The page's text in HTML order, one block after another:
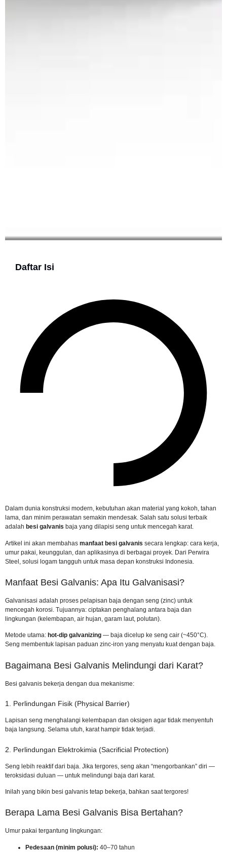
Daftar Isi
Dalam dunia konstruksi modern, kebutuhan akan material yang kokoh, tahan
lama, dan minim perawatan semakin mendesak. Salah satu solusi terbaik
adalah besi galvanis baja yang dilapisi seng untuk mencegah karat.
Artikel ini akan membahas manfaat besi galvanis secara lengkap: cara kerja,
umur pakai, keunggulan, dan aplikasinya di berbagai proyek. Dari Perwira
Steel, solusi logam tangguh untuk masa depan konstruksi Indonesia.
Manfaat Besi Galvanis: Apa Itu Galvanisasi?
Galvanisasi adalah proses pelapisan baja dengan seng (zinc) untuk
mencegah korosi. Tujuannya: ciptakan penghalang antara baja dan
lingkungan (kelembapan, air hujan, garam laut, polutan).
Metode utama: hot-dip galvanizing — baja dicelup ke seng cair (~450°C).
Seng membentuk lapisan paduan zinc-iron yang menyatu kuat dengan baja.
Bagaimana Besi Galvanis Melindungi dari Karat?
Besi galvanis bekerja dengan dua mekanisme:
1. Perlindungan Fisik (Physical Barrier)
Lapisan seng menghalangi kelembapan dan oksigen agar tidak menyentuh
baja langsung. Selama utuh, karat hampir tidak terjadi.
2. Perlindungan Elektrokimia (Sacrificial Protection)
Seng lebih reaktif dari baja. Jika tergores, seng akan “mengorbankan” diri —
teroksidasi duluan — untuk melindungi baja dari karat.
Inilah yang bikin besi galvanis tetap bekerja, bahkan saat tergores!
Berapa Lama Besi Galvanis Bisa Bertahan?
Umur pakai tergantung lingkungan:
Pedesaan (minim polusi): 40–70 tahun